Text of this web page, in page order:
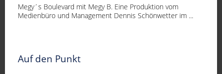
Megy´s Boulevard mit Megy B. Eine Produktion vom
Medienbüro und Management Dennis Schönwetter im ...
Auf den Punkt